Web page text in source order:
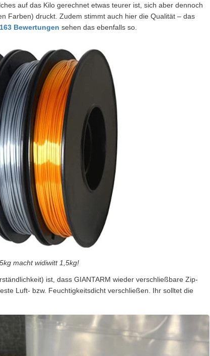
auf das Kilo gerechnet etwas teurer ist, sich aber dennoch
Farben) druckt. Zudem stimmt auch hier die Qualität – das
Bewertungen sehen das ebenfalls so.
macht widiwitt 1,5kg!
ist, dass GIANTARM wieder verschließbare Zip-
Luft- bzw. Feuchtigkeitsdicht verschließen. Ihr solltet die